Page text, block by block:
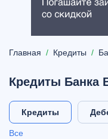
Главная Кредиты
Кредиты Банка
Кредиты
Все